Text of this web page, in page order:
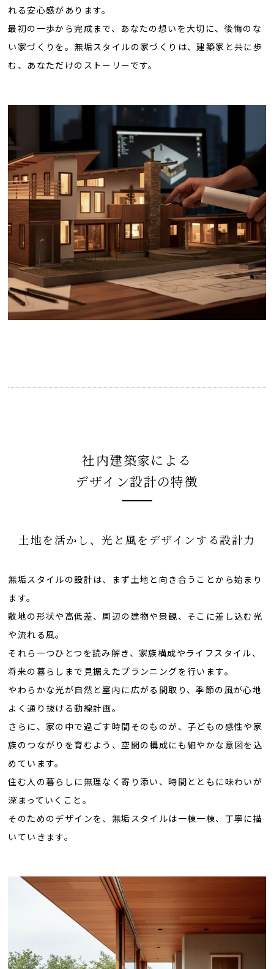
れる安心感があります。
最初の一歩から完成まで、あなたの想いを大切に、後悔のな
い家づくりを。無垢スタイルの家づくりは、建築家と共に歩
む、あなただけのストーリーです。
社内建築家による
デザイン設計の特徴
土地を活かし、光と風をデザインする設計力
無垢スタイルの設計は、まず土地と向き合うことから始まり
ます。
敷地の形状や高低差、周辺の建物や景観、そこに差し込む光
や流れる風。
それら一つひとつを読み解き、家族構成やライフスタイル、
将来の暮らしまで見据えたプランニングを行います。
やわらかな光が自然と室内に広がる間取り、季節の風が心地
よく通り抜ける動線計画。
さらに、家の中で過ごす時間そのものが、子どもの感性や家
族のつながりを育むよう、空間の構成にも細やかな意図を込
めています。
住む人の暮らしに無理なく寄り添い、時間とともに味わいが
深まっていくこと。
そのためのデザインを、無垢スタイルは一棟一棟、丁寧に描
いていきます。